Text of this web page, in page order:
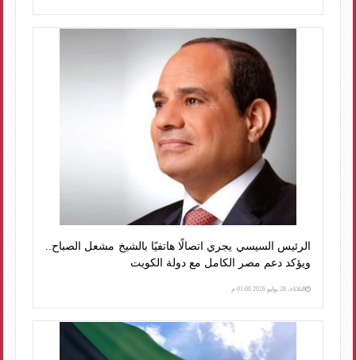
الرئيس السيسي يجري اتصالًا هاتفيًا بالشيخ مشعل الصباح..
ويؤكد دعم مصر الكامل مع دولة الكويت
الثلاثاء، 28 يوليو 2026 01:00 م